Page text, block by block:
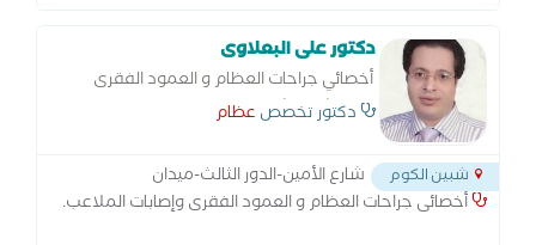
دكتور على البعلاوى
أخصائي جراحات العظام و العمود الفقرى
بمستشفى شبين الكوم التعليمى .
دكتور تخصص عظام
شبين الكوم
شارع الأمين-الدور الثالث-ميدان
أخصائى جراحات العظام و العمود الفقرى وإصابات الملاعب.